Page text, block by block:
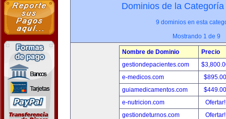
Dominios de la
9 dominios en esta
Mostrando 1 de 9
Nombre de Dominio
Precio
gestiondepacientes.com
e-medicos.com
guiamedicamentos.com
e-nutricion.com
gestiondeturnos.com